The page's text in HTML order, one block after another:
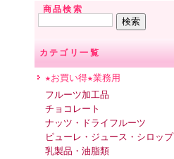
商品検索
カテゴリ一覧
★お買い得★業務用
フルーツ加工品
チョコレート
ナッツ・ドライフルーツ
ピューレ・ジュース・シロップ
乳製品・油脂類